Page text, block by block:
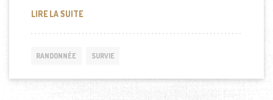
LIRE LA SUITEUNGERSHEIM, LE VILLAGE SURVIVALISTE
RANDONNÉE SURVIE